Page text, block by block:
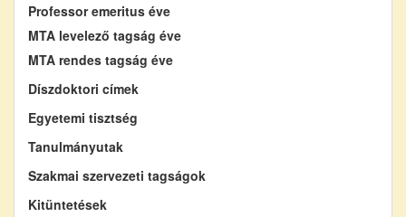
Professor emeritus éve
MTA levelező tagság éve
MTA rendes tagság éve
Díszdoktori címek
Egyetemi tisztség
Tanulmányutak
Szakmai szervezeti tagságok
Kitüntetések